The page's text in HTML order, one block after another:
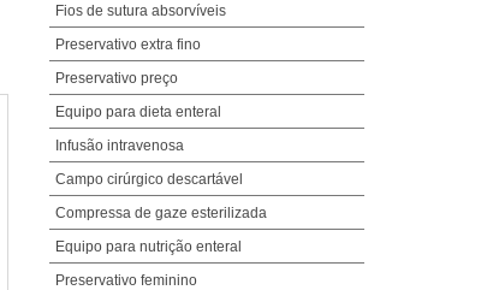
Fios de sutura absorvíveis
Preservativo extra fino
Preservativo preço
Equipo para dieta enteral
Infusão intravenosa
Campo cirúrgico descartável
Compressa de gaze esterilizada
Equipo para nutrição enteral
Preservativo feminino